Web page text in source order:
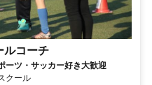
ルコーチ
ーツ・サッカー好き大歓迎
クール